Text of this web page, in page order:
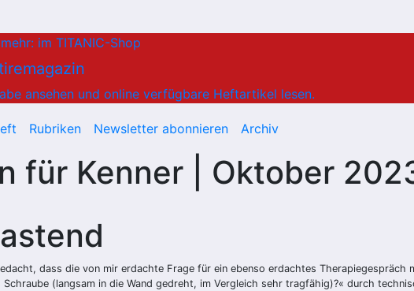
im TITANIC-Shop
ansehen und online verfügbare Heftartikel lesen.
Rubriken Newsletter abonnieren Archiv
für Kenner | Oktober
dass die von mir erdachte Frage für ein ebenso erdachtes
(langsam in die Wand gedreht, im Vergleich sehr tragfähig)?« durch